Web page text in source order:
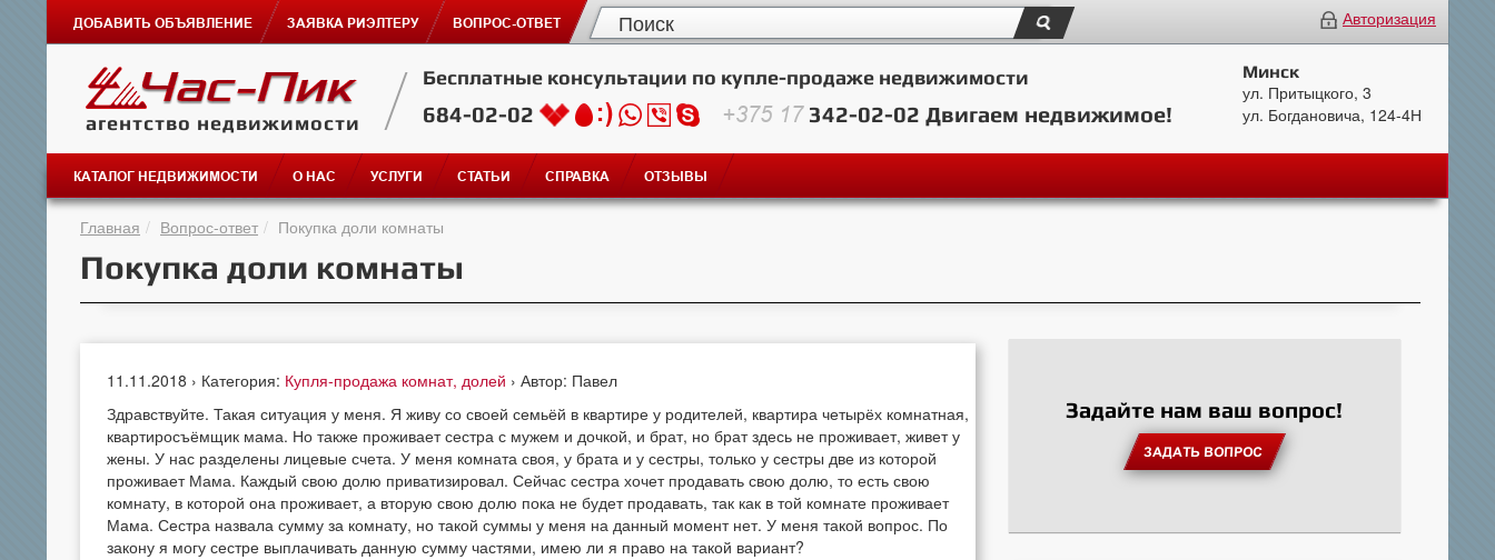
ДОБАВИТЬ ОБЪЯВЛЕНИЕ ЗАЯВКА РИЭЛТЕРУ ВОПРОС-ОТВЕТ Авторизация
агентство недвижимости
Бесплатные консультации по купле-продаже недвижимости
684-02-02 +375 17342-02-02 Двигаем недвижимое!
Минск
ул. Притыцкого, 3
ул. Богдановича, 124-4Н
КАТАЛОГ НЕДВИЖИМОСТИ О НАС УСЛУГИ СТАТЬИ СПРАВКА ОТЗЫВЫ
Главная Вопрос-ответ Покупка доли комнаты
Покупка доли комнаты
11.11.2018 › Категория: Купля-продажа комнат, долей › Автор: Павел
Здравствуйте. Такая ситуация у меня. Я живу со своей семьёй в квартире у родителей, квартира четырёх комнатная,
квартиросъёмщик мама. Но также проживает сестра с мужем и дочкой, и брат, но брат здесь не проживает, живет у
жены. У нас разделены лицевые счета. У меня комната своя, у брата и у сестры, только у сестры две из которой
проживает Мама. Каждый свою долю приватизировал. Сейчас сестра хочет продавать свою долю, то есть свою
комнату, в которой она проживает, а вторую свою долю пока не будет продавать, так как в той комнате проживает
Мама. Сестра назвала сумму за комнату, но такой суммы у меня на данный момент нет. У меня такой вопрос. По
закону я могу сестре выплачивать данную сумму частями, имею ли я право на такой вариант?
Задайте нам ваш вопрос!
ЗАДАТЬ ВОПРОС